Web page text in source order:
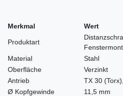
Merkmal Wert
Produktart
Material
Stahl
Oberfläche
Verzinkt
Antrieb
TX 30
Ø Kopfgewinde
11,5 mm